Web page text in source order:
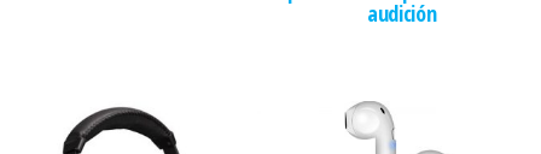
audición